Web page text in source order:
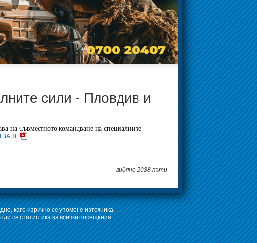
сили - Пловдив и
на Съвместното командване на специалните
видяно 2038 пъти
като изрично се упомене източника.
се статистика за всички посещения.